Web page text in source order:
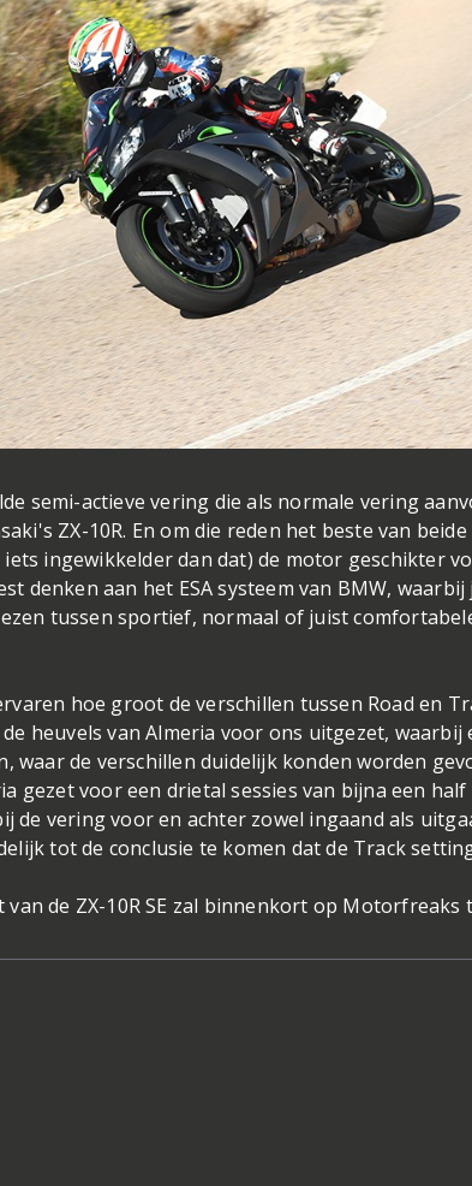
semi-actieve vering die als normale vering
ZX-10R. En om die reden het beste van
ingewikkelder dan dat) de motor geschikter
denken aan het ESA systeem van BMW,
tussen sportief, normaal of juist
hoe groot de verschillen tussen Road en
heuvels van Almeria voor ons uitgezet, waarbij
waar de verschillen duidelijk konden worden
gezet voor een drietal sessies van bijna een half
de vering voor en achter zowel ingaand als
tot de conclusie te komen dat de Track
de ZX-10R SE zal binnenkort op Motorfreaks